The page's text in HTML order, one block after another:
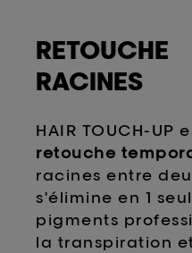
RETOUCHE
RACINES
HAIR TOUCH-UP
retouche
racines entre
s'élimine en 1
pigments
la transpiration